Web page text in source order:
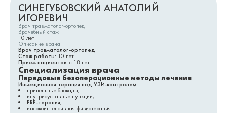
СИНЕГУБОВСКИЙ АНАТОЛИЙ
ИГОРЕВИЧ
Врач травматолог-ортопед
Врачебный стаж
10 лет
Описание врача
Врач травматолог-ортопед
Стаж работы: 10 лет
Прием пациентов: с 18 лет
Специализация врача
Передовые безоперационные методы лечения
Инъекционная терапия под УЗИ-контролем:
прицельные блокады;
внутрисуставные пункции;
PRP-терапия;
высокоинтенсивная физиотерапия.